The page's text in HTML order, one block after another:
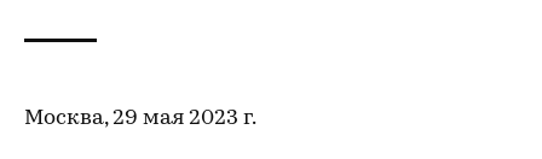
Москва, 29 мая 2023 г.